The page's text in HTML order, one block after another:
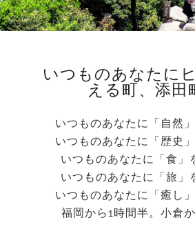
いつものあなたに
える町、添田
いつものあなたに「自然
いつものあなたに「歴史
いつものあなたに「食」
いつものあなたに「旅」
いつものあなたに「癒し
福岡から1時間半。小倉か